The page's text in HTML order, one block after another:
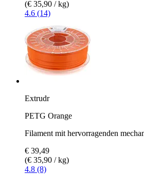
(€ 35,90 / kg)
4.6 (14)
Extrudr
PETG Orange
Filament mit hervorragenden
€ 39,49
(€ 35,90 / kg)
4.8 (8)